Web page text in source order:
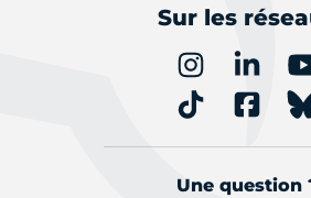
Sur les
Une question